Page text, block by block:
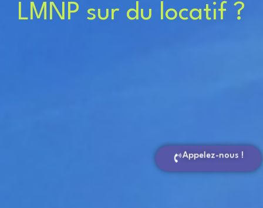
LMNP sur du locatif ?
Appelez-nous !